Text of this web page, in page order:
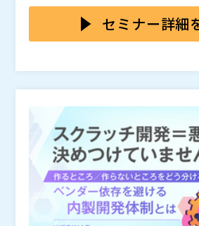
といった課題も浮かび上がっていま
大きいものの、変化の激しい市場環
ます。
署専用の帳票を追加したい」といっ
ても、ベンダーへの依頼で
変化への対応を遅らせています。結
Excelや手作業による補完が増え、
が発揮できていません。
拡張する”を活用した基幹システム
チをご紹介します。Magic xpaは、
システムに手を加えず、必要な部
張する柔軟な開発を可能にします。
り、改修コストと納期を大幅に削減
めずに改善を実現。“業務を変えな
を変えることで、標準化と現場対応
さらに、を備え、です。刷新ではな
企業にとって、Magic xpaは最適な
マジックソフトウェア・ジャパン株
株式会社オープンソース活用研究所（
マジセミ株式会社（）
※共催、協賛、協力、講演企業は将
れる可能性があります。
セミナー詳細